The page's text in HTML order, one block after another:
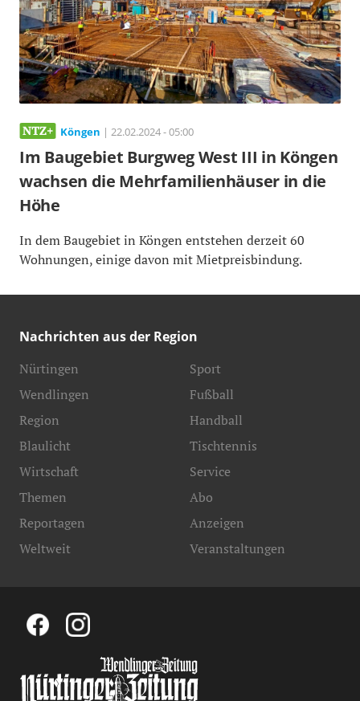
Köngen | 22.02.2024 - 05:00
Im Baugebiet Burgweg West III in Köngen
wachsen die Mehrfamilienhäuser in die
Höhe
In dem Baugebiet in Köngen entstehen derzeit 60
Wohnungen, einige davon mit Mietpreisbindung.
Nachrichten aus der Region
Nürtingen
Wendlingen
Region
Blaulicht
Sport
Fußball
Handball
Tischtennis
Wirtschaft
Themen
Reportagen
Weltweit
Service
Abo
Anzeigen
Veranstaltungen